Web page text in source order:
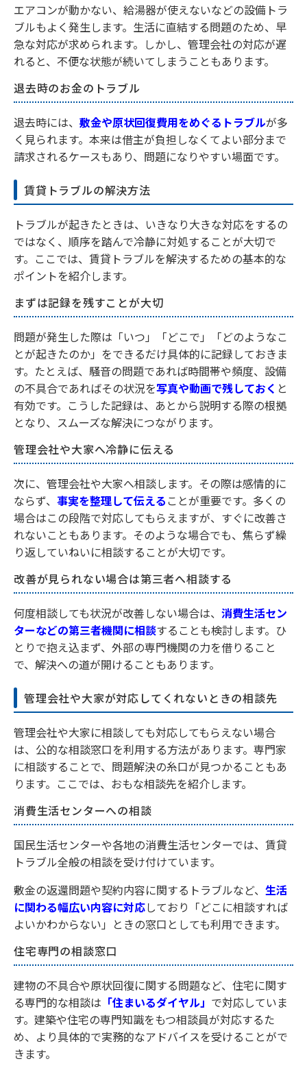
エアコンが動かない、給湯器が使えないなどの設備トラ
ブルもよく発生します。生活に直結する問題のため、早
急な対応が求められます。しかし、管理会社の対応が遅
れると、不便な状態が続いてしまうこともあります。
退去時のお金のトラブル
退去時には、 敷金や原状回復費用をめぐるトラブルが多
く見られます。本来は借主が負担しなくてよい部分まで
請求されるケースもあり、問題になりやすい場面です。
賃貸トラブルの解決方法
トラブルが起きたときは、いきなり大きな対応をするの
ではなく、順序を踏んで冷静に対処することが大切で
す。ここでは、賃貸トラブルを解決するための基本的な
ポイントを紹介します。
まずは記録を残すことが大切
問題が発生した際は「いつ」「どこで」「どのようなこ
とが起きたのか」をできるだけ具体的に記録しておきま
す。たとえば、騒音の問題であれば時間帯や頻度、設備
の不具合であればその状況を写真や動画で残しておく と
有効です。こうした記録は、あとから説明する際の根拠
となり、スムーズな解決につながります。
管理会社や大家へ冷静に伝える
次に、管理会社や大家へ相談します。その際は感情的に
ならず、 事実を整理して伝える ことが重要です。多くの
場合はこの段階で対応してもらえますが、すぐに改善さ
れないこともあります。そのような場合でも、焦らず繰
り返していねいに相談することが大切です。
改善が見られない場合は第三者へ相談する
何度相談しても状況が改善しない場合は、 消費生活セン
ターなどの第三者機関に相談することも検討します。ひ
とりで抱え込まず、外部の専門機関の力を借りること
で、解決への道が開けることもあります。
管理会社や大家が対応してくれないときの相談先
管理会社や大家に相談しても対応してもらえない場合
は、公的な相談窓口を利用する方法があります。専門家
に相談することで、問題解決の糸口が見つかることもあ
ります。ここでは、おもな相談先を紹介します。
消費生活センターへの相談
国民生活センターや各地の消費生活センターでは、賃貸
トラブル全般の相談を受け付けています。
敷金の返還問題や契約内容に関するトラブルなど、 生活
に関わる幅広い内容に対応しており「どこに相談すれば
よいかわからない」ときの窓口としても利用できます。
住宅専門の相談窓口
建物の不具合や原状回復に関する問題など、住宅に関す
る専門的な相談は 「住まいるダイヤル」 で対応していま
す。建築や住宅の専門知識をもつ相談員が対応するた
め、より具体的で実務的なアドバイスを受けることがで
きます。